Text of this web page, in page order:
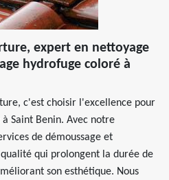
expert en nettoyage
hydrofuge coloré à
c'est choisir l'excellence pour
Saint Benin. Avec notre
de démoussage et
qui prolongent la durée de
son esthétique. Nous